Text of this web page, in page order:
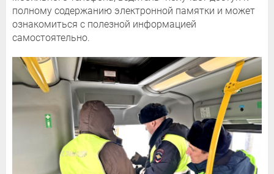
полному содержанию электронной памятки и может
ознакомиться с полезной информацией
самостоятельно.